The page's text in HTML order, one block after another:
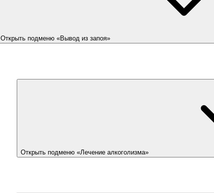
Открыть подменю «Вывод из запоя»
Открыть подменю «Лечение алкоголизма»